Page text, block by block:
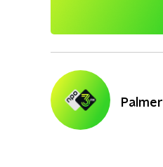
Palmer